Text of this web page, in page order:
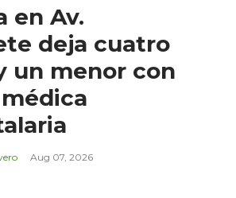
en Av.
deja cuatro
un menor con
Aug 07, 2026